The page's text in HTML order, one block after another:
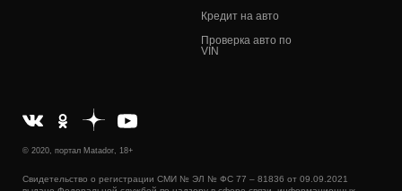
Кредит на авто
Проверка авто по
VIN
© 2020, портал Matador, 18+
Свидетельство о регистрации СМИ № ЭЛ № ФС 77 – 81836 от 09.09.2021